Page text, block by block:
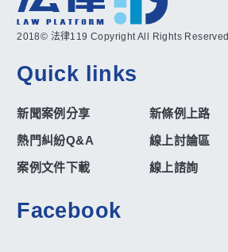
2018© 法律119 Copyright All Rights Reserved
Quick links
新聞案例分享
新條例上路
熱門糾紛Q&A
線上討論區
案例文件下載
線上諮詢
Facebook